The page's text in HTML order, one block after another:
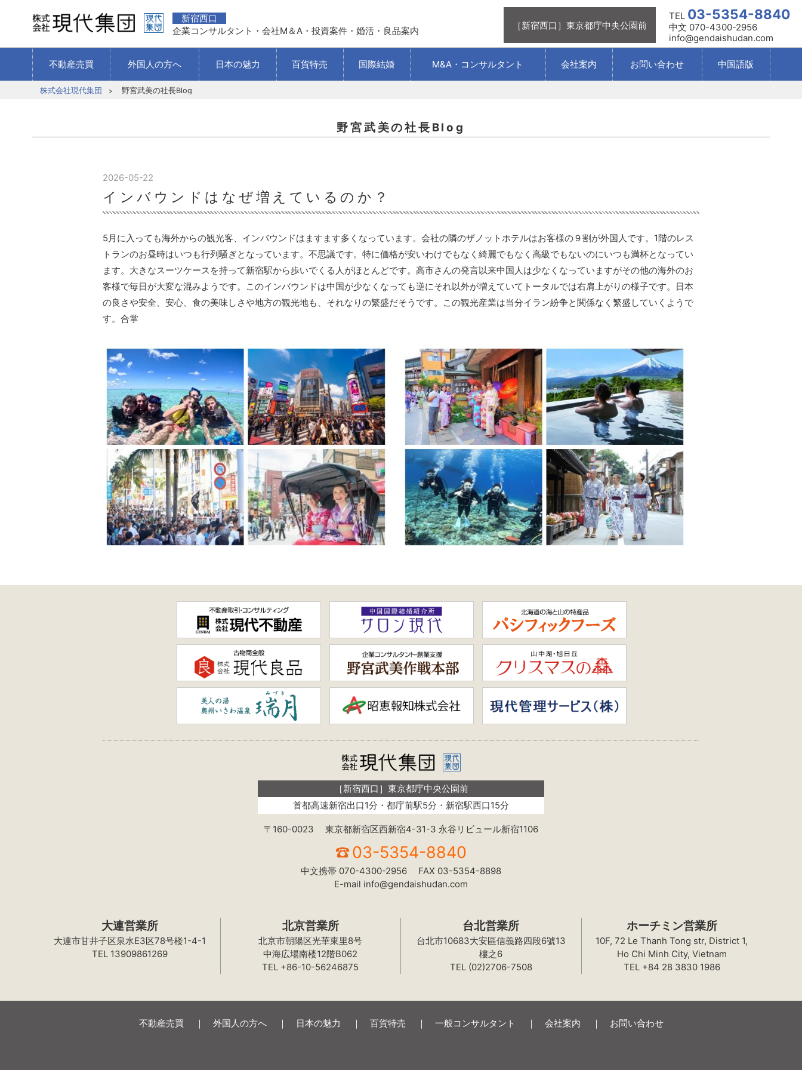
新宿西口
企業コンサルタント・会社M＆A・投資案件・婚活・良品案内
［新宿西口］東京都庁中央公園前
TEL 03-5354-8840
中文 070-4300-2956
info@gendaishudan.com
不動産売買 外国人の方へ 日本の魅力 百貨特売 国際結婚 M&A・コンサルタント 会社案内 お問い合わせ 中国語版
株式会社現代集団 野宮武美の社長Blog
野宮武美の社長Blog
2026-05-22
インバウンドはなぜ増えているのか？
5月に入っても海外からの観光客、インバウンドはますます多くなっています。会社の隣のザノットホテルはお客様の９割が外国人です。1階のレス
トランのお昼時はいつも行列騒ぎとなっています。不思議です。特に価格が安いわけでもなく綺麗でもなく高級でもないのにいつも満杯となってい
ます。大きなスーツケースを持って新宿駅から歩いでくる人がほとんどです。高市さんの発言以来中国人は少なくなっていますがその他の海外のお
客様で毎日が大変な混みようです。このインバウンドは中国が少なくなっても逆にそれ以外が増えていてトータルでは右肩上がりの様子です。日本
の良さや安全、安心、食の美味しさや地方の観光地も、それなりの繁盛だそうです。この観光産業は当分イラン紛争と関係なく繁盛していくようで
す。合掌
［新宿西口］東京都庁中央公園前
首都高速新宿出口1分・都庁前駅5分・新宿駅西口15分
〒160-0023 東京都新宿区西新宿4-31-3 永谷リビュール新宿1106
03-5354-8840
中文携帯 070-4300-2956 FAX 03-5354-8898
E-mail info@gendaishudan.com
大連営業所
大連市甘井子区泉水E3区78号楼1-4-1
TEL 13909861269
北京営業所
北京市朝陽区光華東里8号
中海広場南楼12階B062
TEL +86-10-56246875
台北営業所
台北市10683大安區信義路四段6號13
樓之6
TEL (02)2706-7508
ホーチミン営業所
10F, 72 Le Thanh Tong str, District 1,
Ho Chi Minh City, Vietnam
TEL +84 28 3830 1986
不動産売買 外国人の方へ 日本の魅力 百貨特売 一般コンサルタント 会社案内 お問い合わせ